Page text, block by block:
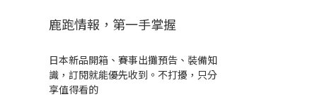
鹿跑情報，第一手掌握
日本新品開箱、賽事出攤預告、裝備知
識，訂閱就能優先收到。不打擾，只分
享值得看的